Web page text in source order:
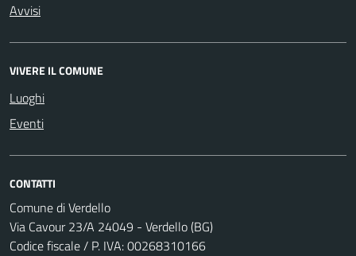
Avvisi
VIVERE IL COMUNE
Luoghi
Eventi
CONTATTI
Comune di Verdello
Via Cavour 23/A 24049 - Verdello (BG)
Codice fiscale / P. IVA: 00268310166